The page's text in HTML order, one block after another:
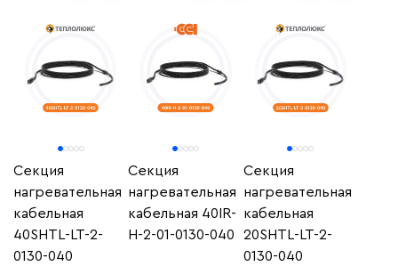
Секция
нагревательная
кабельная
40SHTL-LT-2-
0130-040
Секция
нагревательная
кабельная 40IR-
H-2-01-0130-040
Секция
нагревательная
кабельная
20SHTL-LT-2-
0130-040